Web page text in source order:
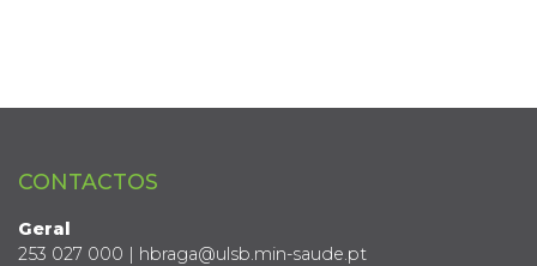
CONTACTOS
Geral
253 027 000 | hbraga@ulsb.min-saude.pt